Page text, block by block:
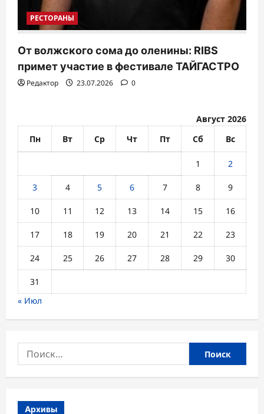
РЕСТОРАНЫ
От волжского сома до оленины: RIBS
примет участие в фестивале ТАЙГАСТРО
Редактор 23.07.2026 0
Август 2026
Пн
Вт Ср Чт Пт Сб Вс
1 2
3 4 5 6 7 8 9
10 11 12 13 14 15 16
17 18 19 20 21 22 23
24 25 26 27 28 29 30
31
« Июл
Найти:
Архивы